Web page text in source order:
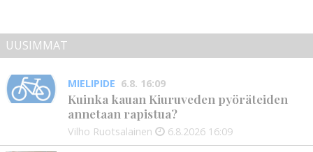
UUSIMMAT
MIELIPIDE 6.8. 16:09
Kuinka kauan Kiuruveden pyöräteiden
annetaan rapistua?
Vilho Ruotsalainen 6.8.2026 16:09